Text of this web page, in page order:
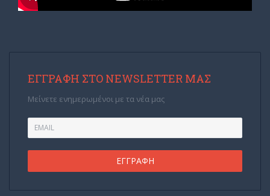
ΕΓΓΡΑΦΉ ΣΤΟ NEWSLETTER ΜΑΣ
Μείνετε ενημερωμένοι με τα νέα μας